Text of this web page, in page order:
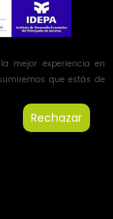
mejor experiencia en
que estás de
Rechazar